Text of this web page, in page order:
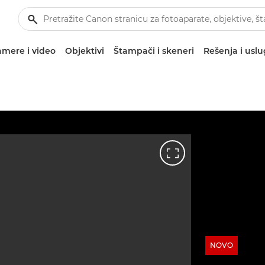
i video Objektivi Štampači i skeneri Rešenja i
NOVO